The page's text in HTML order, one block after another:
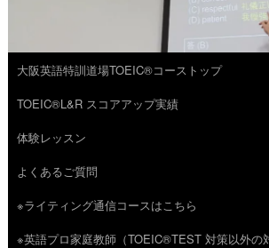
コ
ン
テ
ン
ツ
へ
大阪英語特訓道場TOEIC®コーストップ
TOEIC®L&R スコアアップ実績
体験レッスン
よくあるご質問
※ライティング通信コースはこちら
※英語プロ家庭教師（TOEIC®TEST 対策以外の